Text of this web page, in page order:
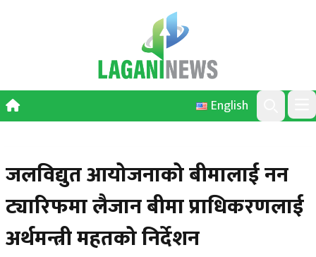
English
Search
जलविद्युत आयोजनाको बीमालाई नन
ट्यारिफमा लैजान बीमा प्राधिकरणलाई
अर्थमन्त्री महतको निर्देशन